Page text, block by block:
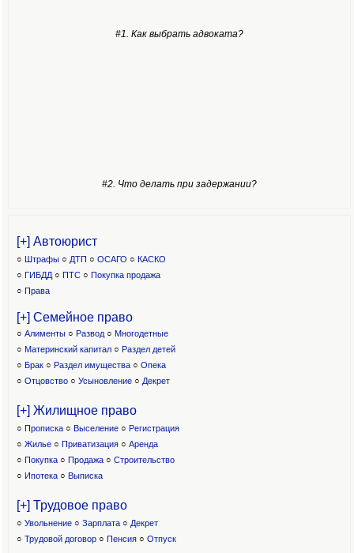
#1. Как выбрать адвоката?
#2. Что делать при задержании?
[+] Автоюрист
○ Штрафы ○ ДТП ○ ОСАГО ○ КАСКО
○ ГИБДД ○ ПТС ○ Покупка продажа
○ Права
[+] Семейное право
○ Алименты ○ Развод ○ Многодетные
○ Материнский капитал○ Раздел детей
○ Брак ○ Раздел имущества ○ Опека
○ Отцовство○ Усыновление ○ Декрет
[+] Жилищное право
○ Прописка ○ Выселение ○ Регистрация
○ Жилье ○ Приватизация ○ Аренда
○ Покупка ○ Продажа ○ Строительство
○ Ипотека ○ Выписка
[+] Трудовое право
○ Увольнение ○ Зарплата ○ Декрет
○ Трудовой договор ○ Пенсия ○ Отпуск